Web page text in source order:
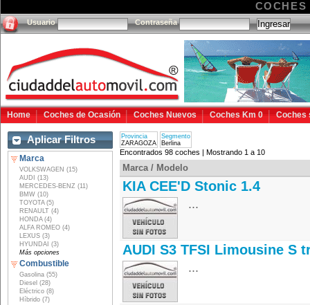
Usuario Contraseña
Home Coches de Ocasión Coches Nuevos Coches Km 0 Coches
Aplicar Filtros
Marca
VOLKSWAGEN (15)
AUDI (13)
MERCEDES-BENZ (11)
BMW (10)
TOYOTA (5)
RENAULT (4)
HONDA (4)
ALFA ROMEO (4)
LEXUS (3)
HYUNDAI (3)
Más opciones
Combustible
Gasolina (55)
Diesel (28)
Eléctrico (8)
Híbrido (7)
Provincia
ZARAGOZA
Segmento
Berlina
Encontrados 98 coches | Mostrando 1 a 10
Marca / Modelo
KIA CEE'D Stonic 1.4
...
AUDI S3 TFSI Limousine S
...